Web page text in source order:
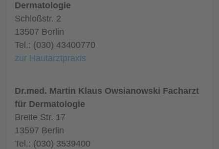
Dermatologie
Schloßstr. 2
13507 Berlin
Tel.: (030) 43400770
zur Hautarztpraxis
Dr.med. Martin Klaus Owsianowski Facharzt
für Dermatologie
Breite Str. 17
13597 Berlin
Tel.: (030) 3539400